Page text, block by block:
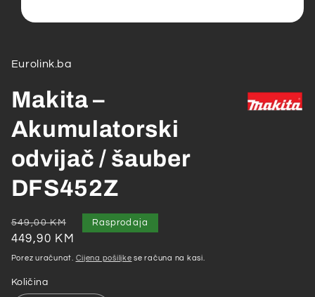
modal
Eurolink.ba
Makita –
Akumulatorski
odvijač / šauber
DFS452Z
Redovna
cijena
549,00 KM
Akcijska
cijena
449,90 KM
Rasprodaja
Porez uračunat. Cijena pošiljke se računa na kasi.
Količina